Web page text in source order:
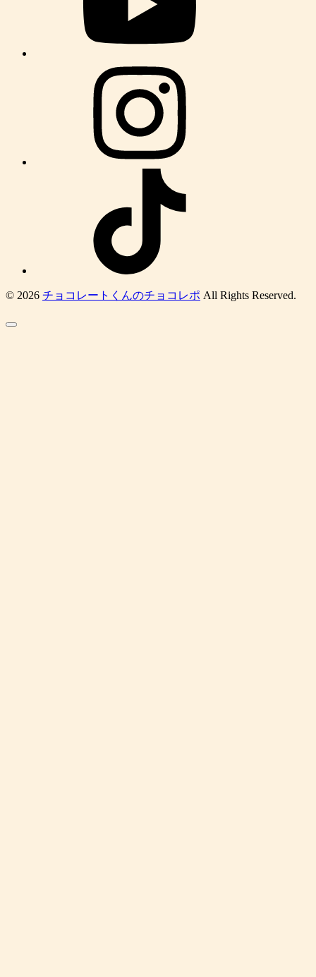
© 2026 チョコレートくんのチョコレポ All Rights Reserved.